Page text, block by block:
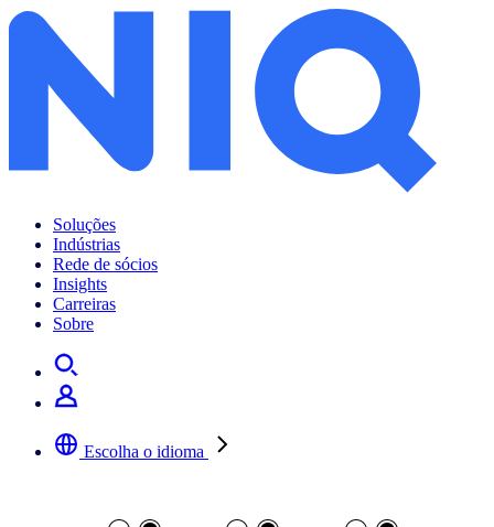
Soluções
Indústrias
Rede de sócios
Insights
Carreiras
Sobre
Escolha o idioma